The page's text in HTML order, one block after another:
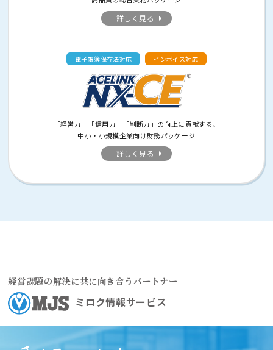
詳しく見る
電子帳簿保存法対応 インボイス対応
「経営力」「信用力」「判断力」の向上に貢献する、
中小・小規模企業向け財務パッケージ
詳しく見る
経営課題の解決に共に向き合うパートナー
ミロク情報サービス